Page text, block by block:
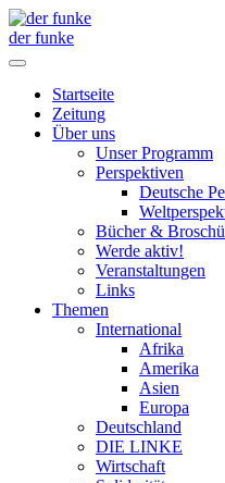
der funke
Startseite
Zeitung
Über uns
Unser Programm
Perspektiven
Deutsche
Bücher &
Werde aktiv!
Veranstaltungen
Links
Themen
International
Afrika
Amerika
Asien
Europa
Deutschland
DIE LINKE
Wirtschaft